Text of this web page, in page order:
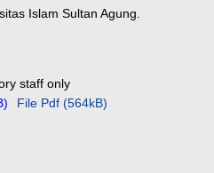
Islam Sultan Agung.
staff only
File Pdf (564kB)